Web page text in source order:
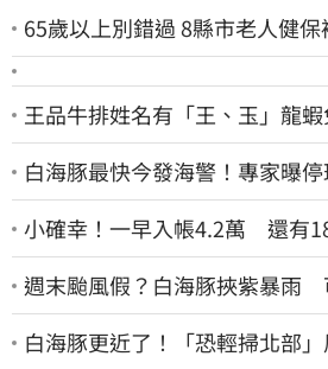
65歲以上別錯過 8縣市老人健
王品牛排姓名有「王、玉」龍蝦
白海豚最快今發海警！專家曝
小確幸！一早入帳4.2萬 還有
週末颱風假？白海豚挾紫暴雨
白海豚更近了！「恐輕掃北部